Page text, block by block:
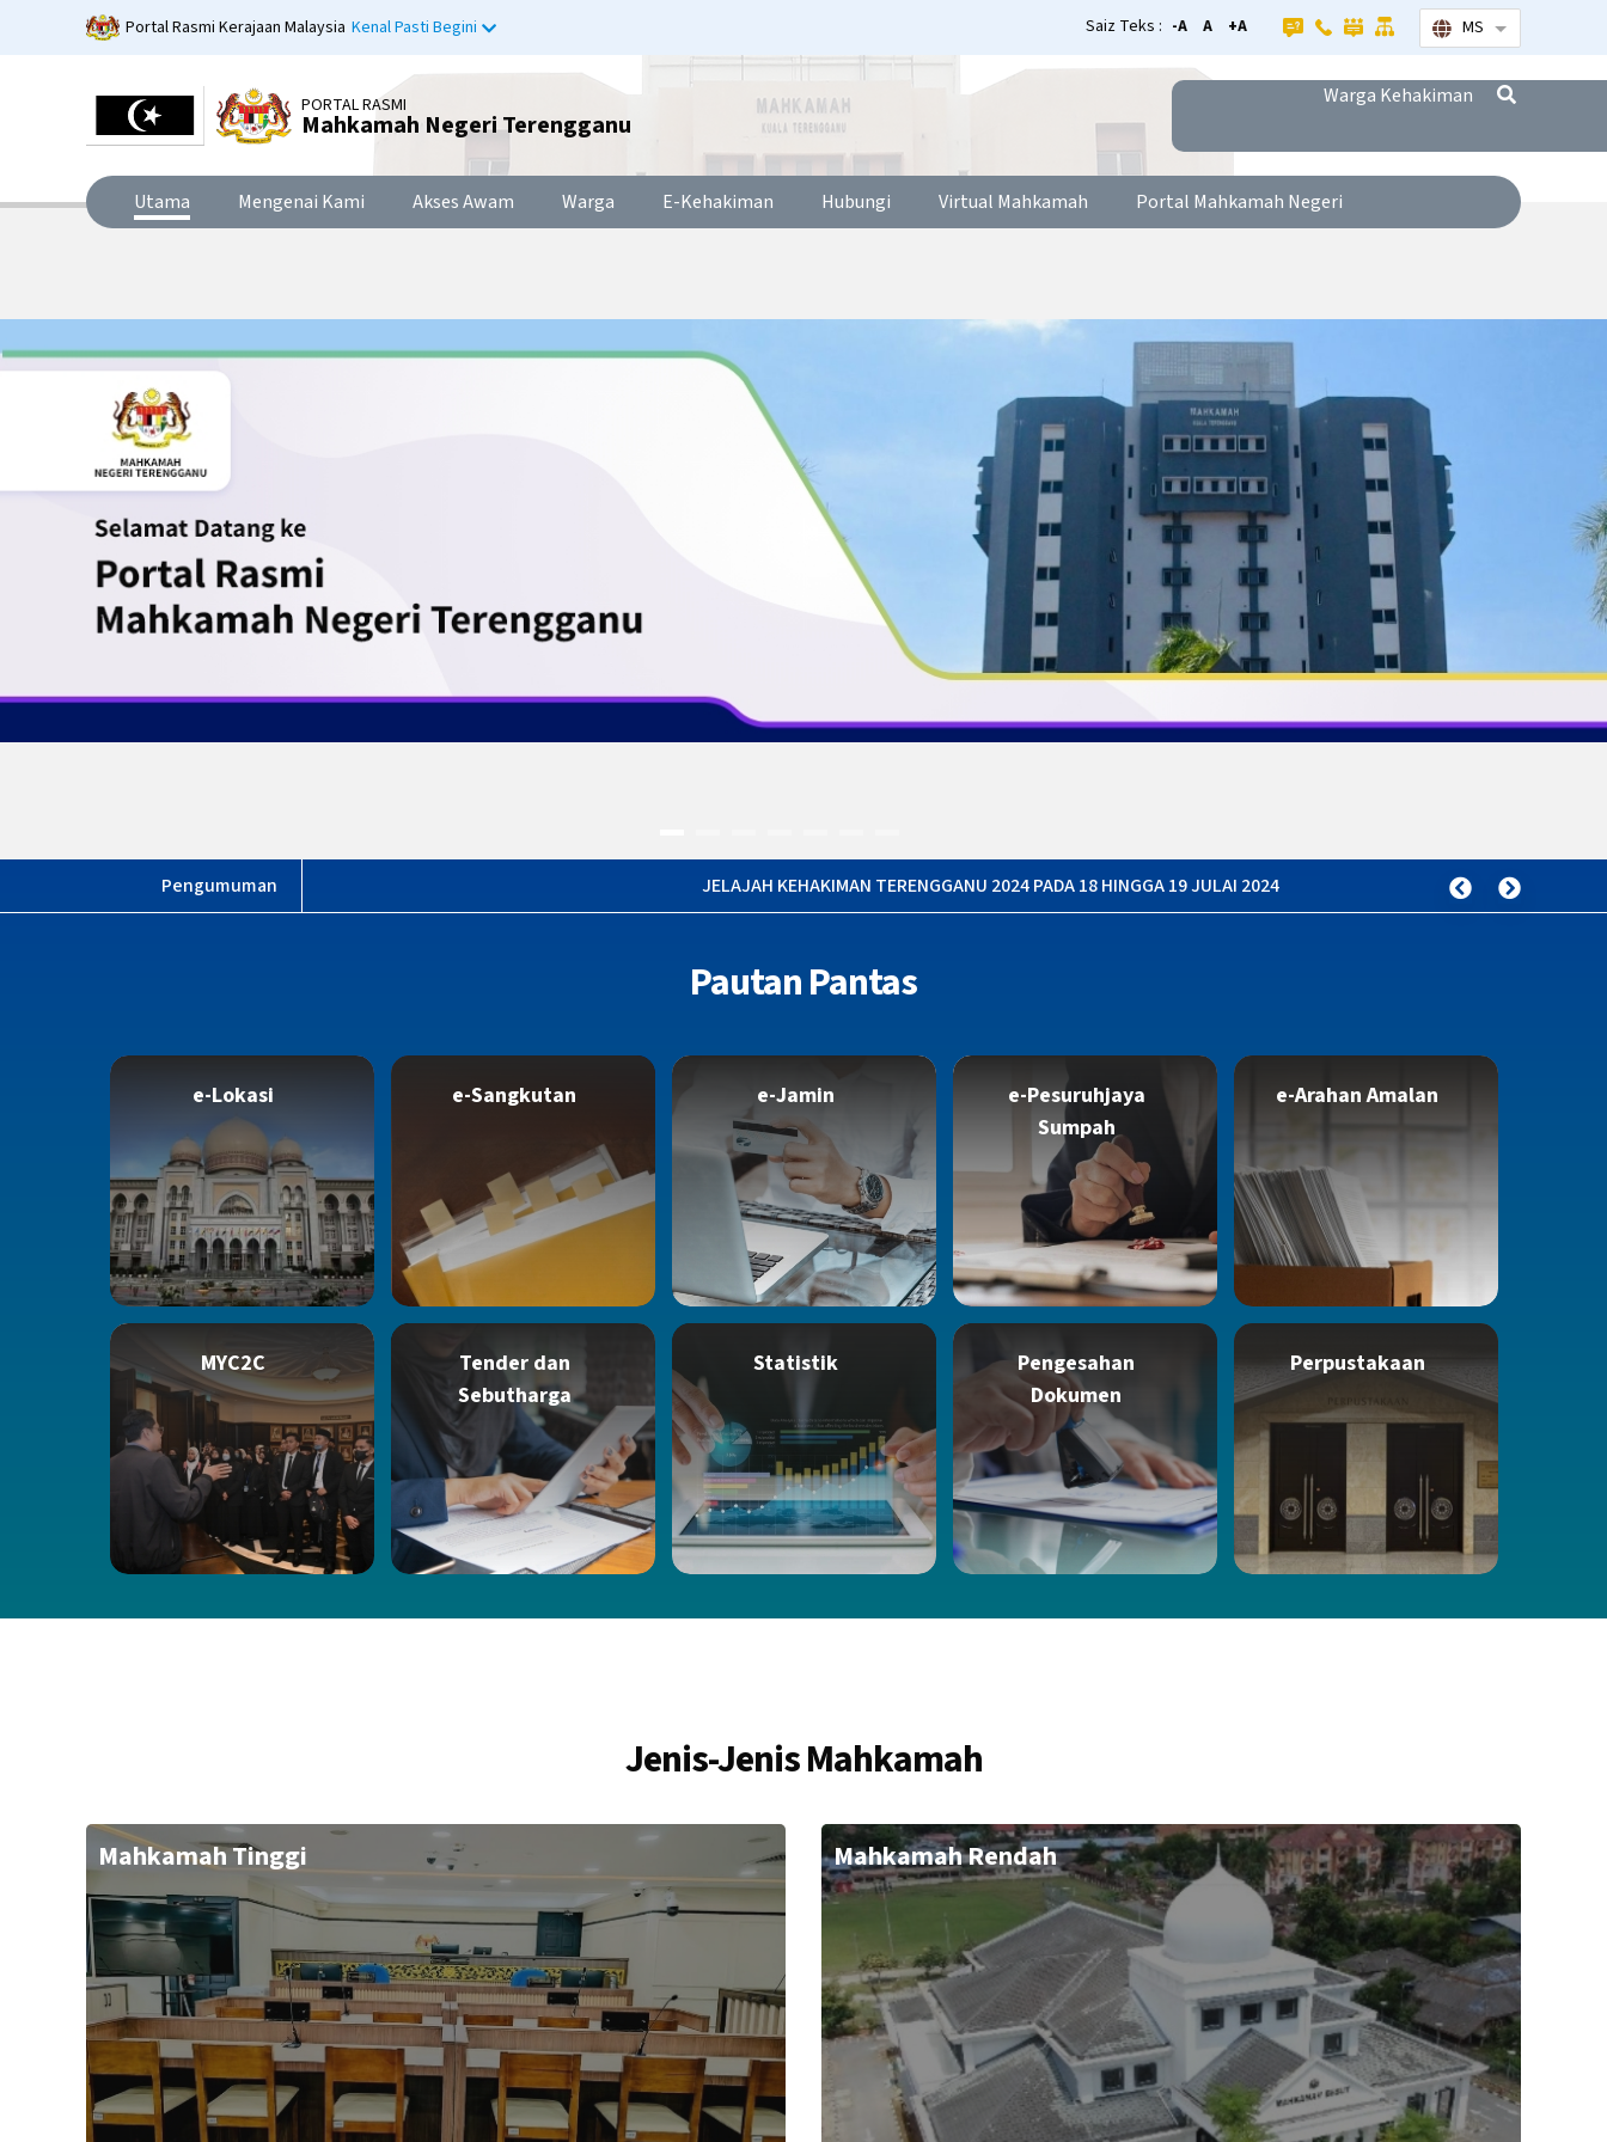
Portal Rasmi Kerajaan Malaysia Kenal Pasti Begini Saiz Teks : -A A +A MS Senarai
PORTAL RASMI
Mahkamah Negeri Terengganu
Warga Kehakiman
Utama Mengenai Kami Akses Awam Warga E-Kehakiman Hubungi Virtual Mahkamah Portal Mahkamah Negeri
JELAJAH KEHAKIMAN TERENGGANU 2024 PADA 18 HINGGA 19 JULAI 2024
Pautan Pantas
e-Lokasi e-Sangkutan e-Jamin
e-Pesuruhjaya
Sumpah
e-Arahan Amalan
MYC2C
Tender dan
Sebutharga
Statistik
Pengesahan
Dokumen
Perpustakaan
Jenis-Jenis Mahkamah
Mahkamah Tinggi Mahkamah Rendah